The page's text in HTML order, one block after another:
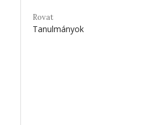
Rovat
Tanulmányok